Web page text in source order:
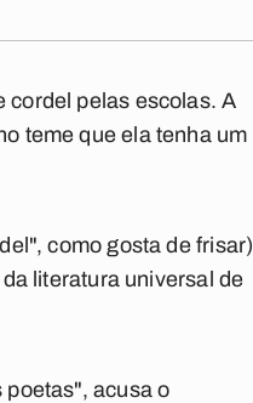
cordel pelas escolas. A
teme que ela tenha um
como gosta de
literatura universal de
poetas", acusa o